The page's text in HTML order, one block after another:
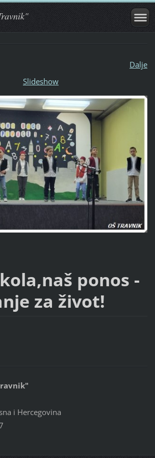
Dalje
Slideshow
ponos -
za život!
i Hercegovina